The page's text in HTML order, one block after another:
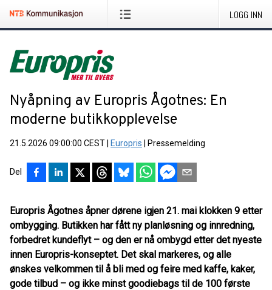
LOGG INN
Nyåpning av Europris Ågotnes: En
moderne butikkopplevelse
21.5.2026 09:00:00 CEST Europris Pressemelding
Del
Europris Ågotnes åpner dørene igjen 21. mai klokken 9 etter
ombygging. Butikken har fått ny planløsning og innredning,
forbedret kundeflyt – og den er nå ombygd etter det nyeste
innen Europris-konseptet. Det skal markeres, og alle
ønskes velkommen til å bli med og feire med kaffe, kaker,
gode tilbud – og ikke minst goodiebags til de 100 første